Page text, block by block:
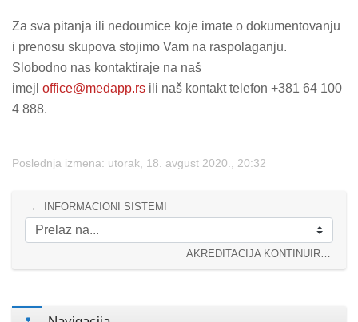
Za sva pitanja ili nedoumice koje imate o dokumentovanju
i prenosu skupova stojimo Vam na raspolaganju.
Slobodno nas kontaktiraje na naš
imejl office@medapp.rs ili naš kontakt telefon +381 64 100
4 888.
Poslednja izmena: utorak, 18. avgust 2020., 20:32
← INFORMACIONI SISTEMI
Prelaz na...
AKREDITACIJA KONTINUIRANIH MEDICINSKIH EDUKACIJA →
Preskoči Navigacija